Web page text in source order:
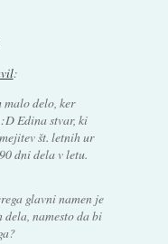
:
malo delo, ker
Edina stvar, ki
št. letnih ur
dni dela v letu.
glavni namen je
namesto da bi